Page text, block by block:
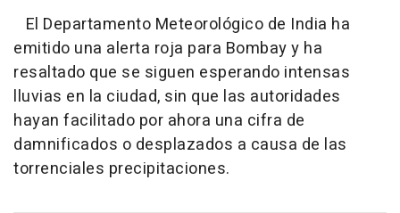
El Departamento Meteorológico de India ha
emitido una alerta roja para Bombay y ha
resaltado que se siguen esperando intensas
lluvias en la ciudad, sin que las autoridades
hayan facilitado por ahora una cifra de
damnificados o desplazados a causa de las
torrenciales precipitaciones.